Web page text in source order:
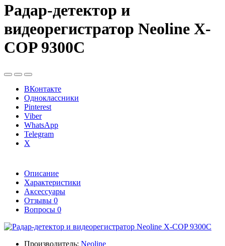
Радар-детектор и
видеорегистратор Neoline X-
COP 9300C
ВКонтакте
Одноклассники
Pinterest
Viber
WhatsApp
Telegram
X
Описание
Характеристики
Аксессуары
Отзывы 0
Вопросы 0
Производитель: Neoline